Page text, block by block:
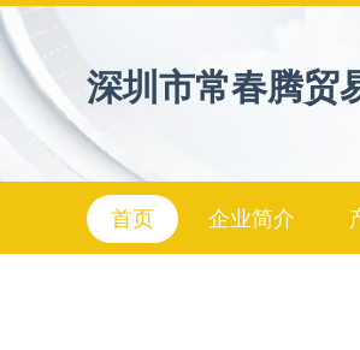
深圳市常春腾贸
首页 企业简介